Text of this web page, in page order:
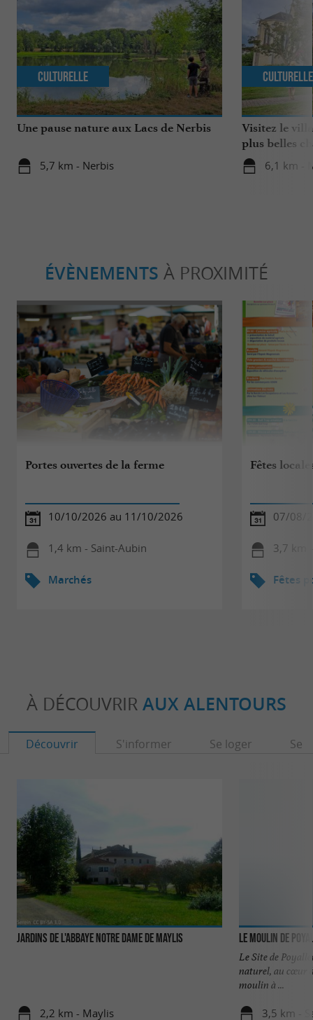
Une pause nature aux Lacs de Nerbis
5,7 km - Nerbis
Culturelle
Visitez le
plus belles
6,1 km -
Culturelle
ÉVÈNEMENTS À PROXIMITÉ
Portes ouvertes de la ferme
10/10/2026 au 11/10/2026
1,4 km - Saint-Aubin
Marchés
Fêtes
07/08/
3,7 km
Fêtes
À DÉCOUVRIR AUX ALENTOURS
Découvrir S'informer Se loger Se
Jardins de l'Abbaye Notre Dame de Maylis
2,2 km - Maylis
Le Moulin de
Le Site de
naturel, au cœur
moulin à ...
3,5 km -